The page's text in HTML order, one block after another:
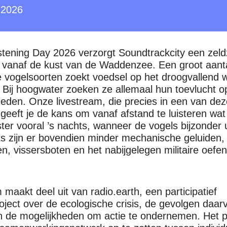
Day 2026 verzorgt Soundtrackcity een
de kust van de Waddenzee. Een groot
vogelsoorten zoekt voedsel op het droogvallend
hoogwater zoeken ze allemaal hun toevlucht
Onze livestream, die precies in een van
je de kans om vanaf afstand te luisteren
vooral ’s nachts, wanneer de vogels bijzonder
zijn er bovendien minder mechanische
vissersboten en het nabijgelegen militaire
maakt deel uit van radio.earth, een participatief
over de ecologische crisis, de gevolgen
de mogelijkheden om actie te ondernemen. Het